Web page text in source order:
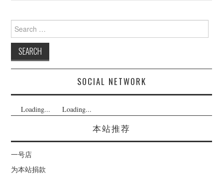
Search
for:
SOCIAL NETWORK
Loading... Loading...
本站推荐
一号店
为本站捐款